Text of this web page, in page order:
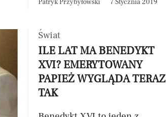
Patryk Przybyłowski 7 Stycznia 2019
Świat
ILE LAT MA BENEDYKT
XVI? EMERYTOWANY
PAPIEŻ WYGLĄDA TERAZ
TAK